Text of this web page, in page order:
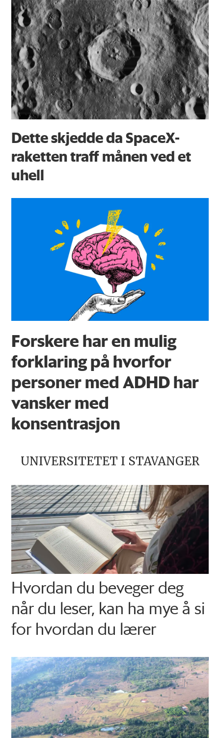
Dette skjedde da SpaceX-
raketten traff månen ved et
uhell
Forskere har en mulig
forklaring på hvorfor
personer med ADHD har
vansker med
konsentrasjon
UNIVERSITETET I STAVANGER
Hvordan du beveger deg
når du leser, kan ha mye å si
for hvordan du lærer